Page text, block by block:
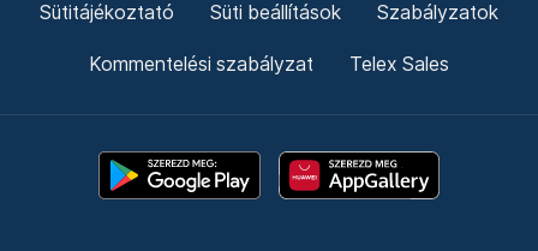
Sütitájékoztató Süti beállítások Szabályzatok
Kommentelési szabályzat Telex Sales